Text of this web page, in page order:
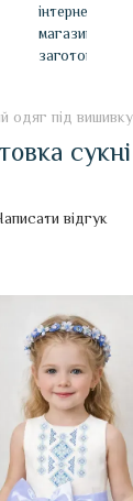
одяг під вишивку
відгук